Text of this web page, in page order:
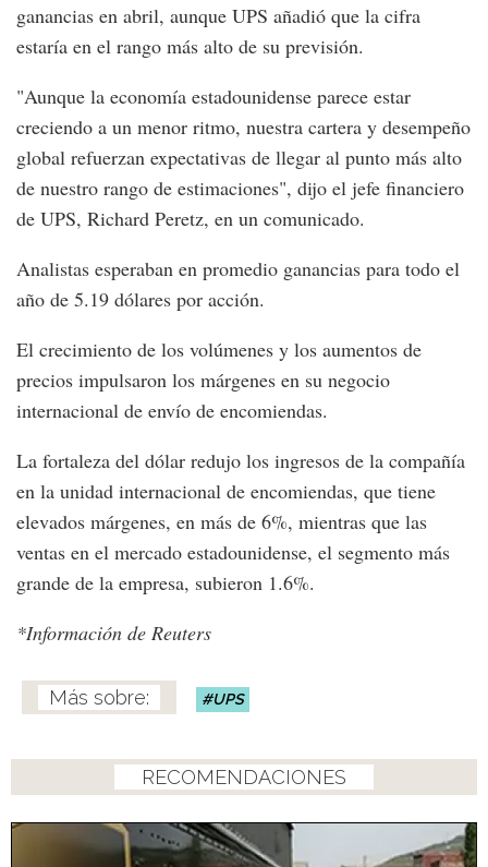
ganancias en abril, aunque UPS añadió que la cifra
estaría en el rango más alto de su previsión.
"Aunque la economía estadounidense parece estar
creciendo a un menor ritmo, nuestra cartera y desempeño
global refuerzan expectativas de llegar al punto más alto
de nuestro rango de estimaciones", dijo el jefe financiero
de UPS, Richard Peretz, en un comunicado.
Analistas esperaban en promedio ganancias para todo el
año de 5.19 dólares por acción.
El crecimiento de los volúmenes y los aumentos de
precios impulsaron los márgenes en su negocio
internacional de envío de encomiendas.
La fortaleza del dólar redujo los ingresos de la compañía
en la unidad internacional de encomiendas, que tiene
elevados márgenes, en más de 6%, mientras que las
ventas en el mercado estadounidense, el segmento más
grande de la empresa, subieron 1.6%.
*Información de Reuters
UPS
RECOMENDACIONES